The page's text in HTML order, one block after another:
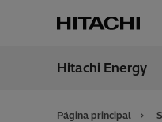
Hitachi Energy
Página principal